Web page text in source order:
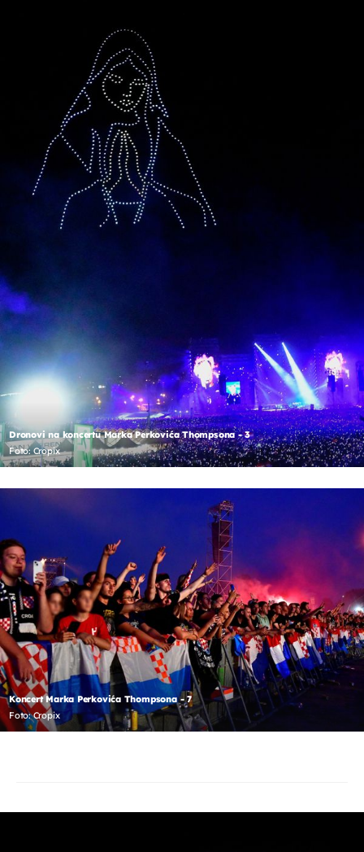
Dronovi na koncertu Marka Perkovića Thompsona - 3
Foto: Cropix
Koncert Marka Perkovića Thompsona - 7
Foto: Cropix